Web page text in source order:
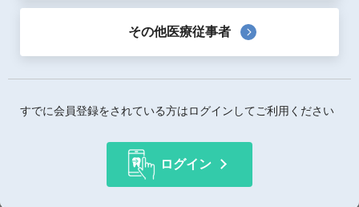
スポンジ―ルは、独自のプロトン化技術によりキトサン分
子内のアミノ基（-NH2）を正電荷化（-NH3+）させた次
不良肉芽掻爬等によって生じた抜歯窩（抜歯創）におい
して物理的な保護バリアを形成します。
その他医療従事者
すでに会員登録をされている方はログインしてご利用ください
ログイン